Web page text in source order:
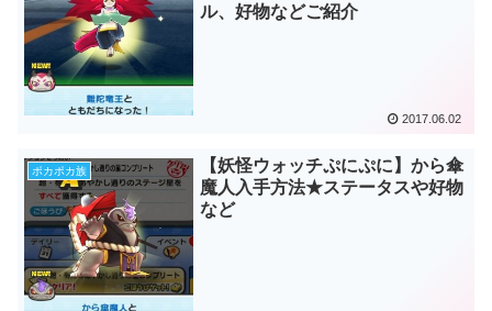
ル、好物などご紹介
2017.06.02
ポカポカ族
【妖怪ウォッチぷにぷに】から傘
魔人入手方法★ステータスや好物
など